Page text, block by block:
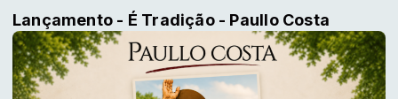
Lançamento - É Tradição - Paullo Costa